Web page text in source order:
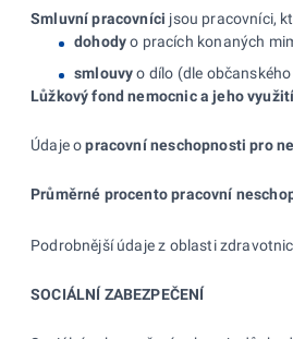
Smluvní pracovníci jsou pracovníci,
dohodyo pracích konaných
smlouvyo dílo (dle
Lůžkový fond nemocnic a jeho využití
Údaje opracovní neschopnosti pro
Průměrné procento pracovní
Podrobnější údaje z oblasti
SOCIÁLNÍ ZABEZPEČENÍ